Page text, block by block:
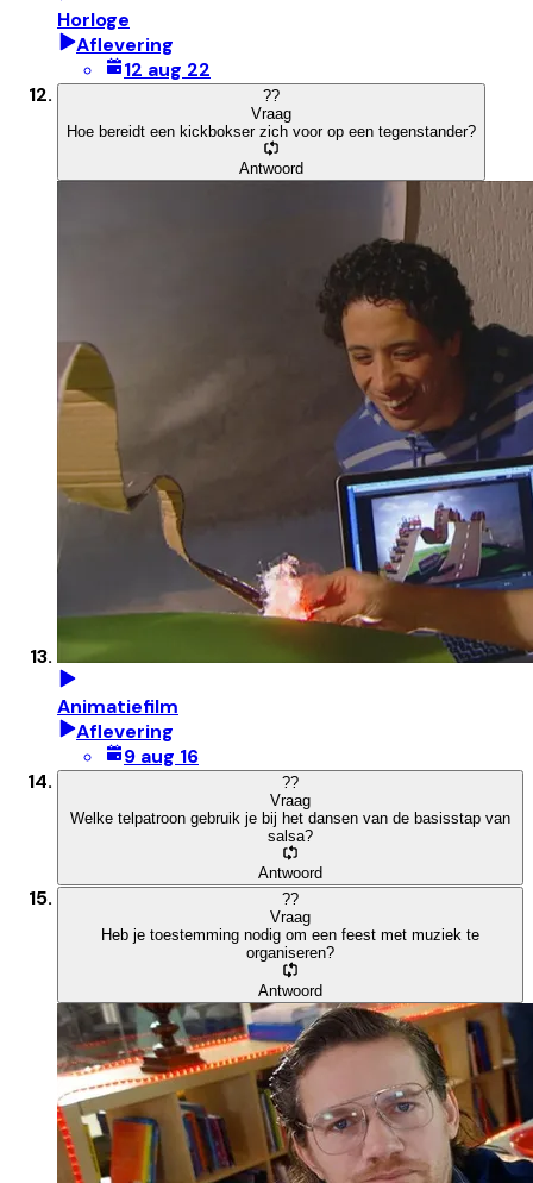
Horloge
Aflevering
12 aug 22
??
Vraag
Hoe bereidt een kickbokser zich voor op een tegenstander?
Antwoord
Animatiefilm
Aflevering
9 aug 16
??
Vraag
Welke telpatroon gebruik je bij het dansen van de basisstap van
salsa?
Antwoord
??
Vraag
Heb je toestemming nodig om een feest met muziek te
organiseren?
Antwoord